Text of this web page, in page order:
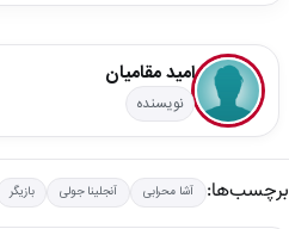
امید مقامیان
نویسنده
برچسب‌ها: آشا محرابی آنجلینا جولی بازیگر